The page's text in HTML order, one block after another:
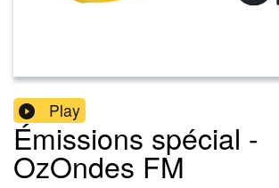
Play
Émissions spécial -
OzOndes FM